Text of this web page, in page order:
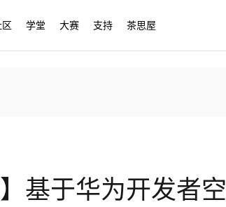
学堂 大赛 支持 茶思屋
基于华为开发者空